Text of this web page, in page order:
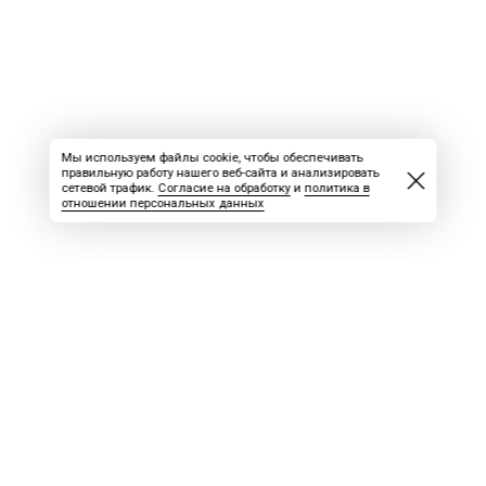
Мы используем файлы cookie, чтобы обеспечивать
правильную работу нашего веб-сайта и анализировать
сетевой трафик. Согласие на обработкуи политика в
отношении персональных данных